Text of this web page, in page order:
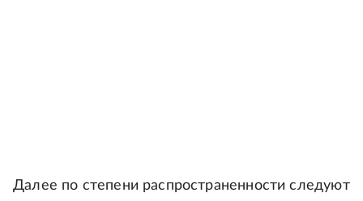
Далее по степени распространенности следуют